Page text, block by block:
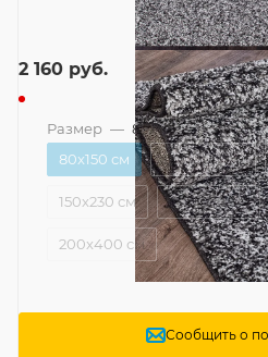
2 160 руб.
Размер — 80x150 см
80x150 см
100x200 см
150x230 см 150x300 см
200x400 см
Сообщить о